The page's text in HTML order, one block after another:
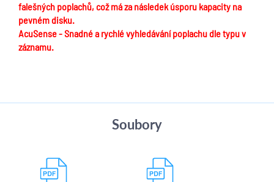
falešných poplachů, což má za následek úsporu kapacity na
pevném disku.
AcuSense - Snadné a rychlé vyhledávání poplachu dle typu v
záznamu.
Soubory